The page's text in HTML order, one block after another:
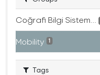
Coğrafi Bilgi Sistem...
Mobility 1
Tags